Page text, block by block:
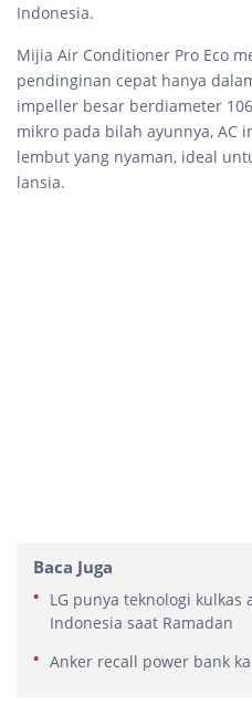
Indonesia.
Mijia Air Conditioner Pro Eco
pendinginan cepat hanya
impeller besar berdiameter
mikro pada bilah ayunnya, AC
lembut yang nyaman, ideal
lansia.
Baca Juga
LG punya teknologi
Indonesia saat Ramadan
Anker recall power bank